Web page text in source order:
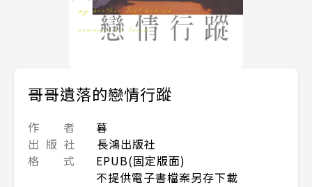
哥哥遺落的戀情行蹤
作 者
暮
出 版 社
長鴻出版社
格 式
EPUB(固定版面)
不提供電子書檔案另存下載